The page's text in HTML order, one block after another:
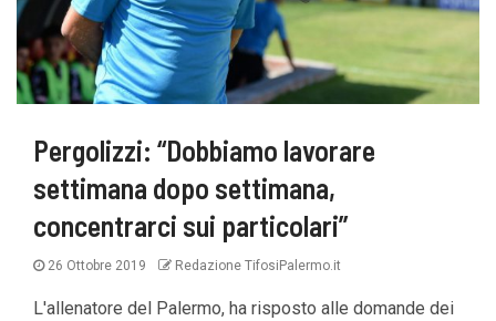
Pergolizzi: “Dobbiamo lavorare
settimana dopo settimana,
concentrarci sui particolari”
26 Ottobre 2019 Redazione TifosiPalermo.it
L'allenatore del Palermo, ha risposto alle domande dei